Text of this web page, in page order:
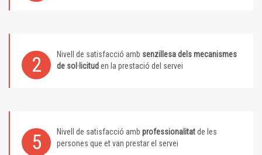
2 Nivell de satisfacció amb senzillesa dels mecanismes
de sol·licitud en la prestació del servei
5 Nivell de satisfacció amb professionalitatde les
persones que et van prestar el servei